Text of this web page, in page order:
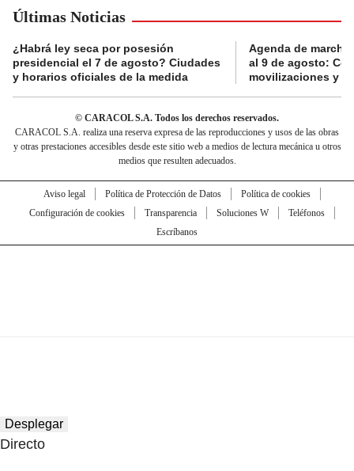
Últimas Noticias
¿Habrá ley seca por posesión
presidencial el 7 de agosto? Ciudades
y horarios oficiales de la medida
Agenda de
al 9 de agosto:
movilizaciones y
© CARACOL S.A. Todos los derechos reservados.
CARACOL S.A. realiza una reserva expresa de las reproducciones y usos de las obras
y otras prestaciones accesibles desde este sitio web a medios de lectura mecánica u otros
medios que resulten adecuados.
Aviso legal Política de Protección de Datos
Política de cookies
Configuración de cookies
Transparencia Soluciones W
Teléfonos
Escríbanos
Desplegar
Directo